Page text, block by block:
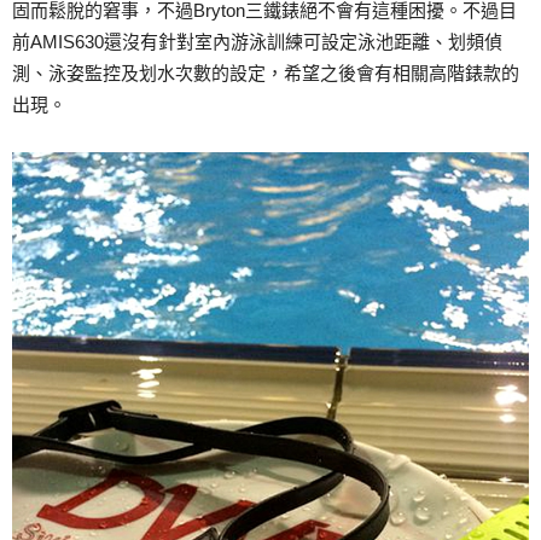
固而鬆脫的窘事，不過Bryton三鐵錶絕不會有這種困擾。不過目
前AMIS630還沒有針對室內游泳訓練可設定泳池距離、划頻偵
測、泳姿監控及划水次數的設定，希望之後會有相關高階錶款的
出現。